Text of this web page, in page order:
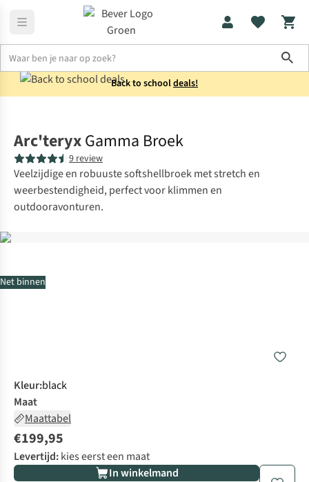
Back to schooldeals!
Net binnen
Arc'teryxGamma Broek
9 review
Veelzijdige en robuuste softshellbroek met stretch en
weerbestendigheid, perfect voor klimmen en
outdooravonturen.
Kleur:black
Maat
Maattabel
€199,95
Levertijd:kies eerst een maat
In winkelmand